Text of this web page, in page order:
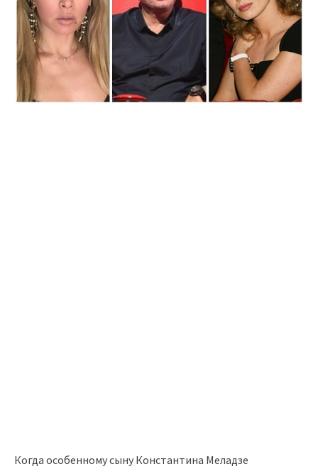
Когда особенному сыну Константина Меладзе